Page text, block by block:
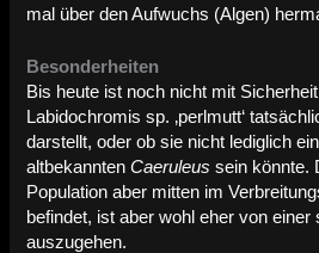
mal über den Aufwuchs (Algen)
Besonderheiten
Bis heute ist noch nicht mit
Labidochromis sp. ‚perlmutt‘
darstellt, oder ob sie nicht lediglich
altbekanntenCaeruleus sein könnte.
Population aber mitten im
befindet, ist aber wohl eher von einer
auszugehen.